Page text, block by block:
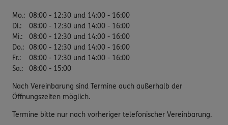
Mo.: 08:00 - 12:30 und 14:00 - 16:00
Di.:
08:00 - 12:30 und 14:00 - 16:00
Mi.:
08:00 - 12:30 und 14:00 - 16:00
Do.: 08:00 - 12:30 und 14:00 - 16:00
Fr.:
08:00 - 12:30 und 14:00 - 16:00
Sa.: 08:00 - 15:00
Nach Vereinbarung sind Termine auch außerhalb der
Öffnungszeiten möglich.
Termine bitte nur nach vorheriger telefonischer Vereinbarung.